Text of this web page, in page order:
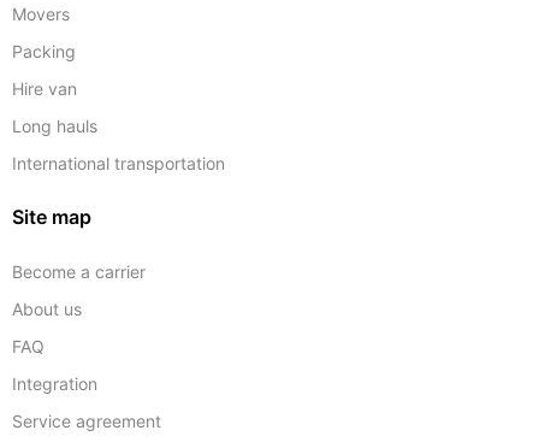
Movers
Packing
Hire van
Long hauls
International transportation
Site map
Become a carrier
About us
FAQ
Integration
Service agreement